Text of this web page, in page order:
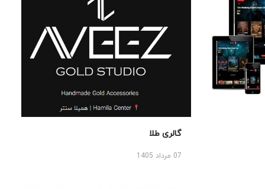
گالری طلا
07 مرداد 1405